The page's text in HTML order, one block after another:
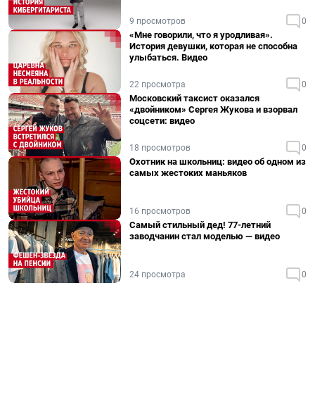
9 просмотров 0
«Мне говорили, что я уродливая».
История девушки, которая не способна
улыбаться. Видео
22 просмотра 0
Московский таксист оказался
«двойником» Сергея Жукова и взорвал
соцсети: видео
18 просмотров 0
Охотник на школьниц: видео об одном из
самых жестоких маньяков
16 просмотров 0
Самый стильный дед! 77-летний
заводчанин стал моделью — видео
24 просмотра 0